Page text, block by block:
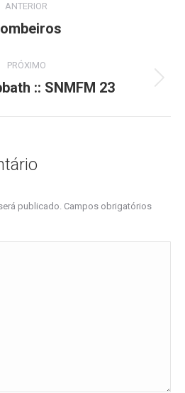
ANTERIOR
Post
PRÓXIMO
Próximo
:: SNMFM 23
publicado. Campos obrigatórios